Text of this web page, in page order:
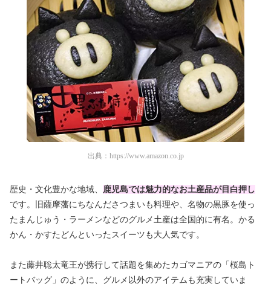
出典： https://www.amazon.co.jp
歴史・文化豊かな地域、 鹿児島では魅力的なお土産品が目白押し
です。旧薩摩藩にちなんださつまいも料理や、名物の黒豚を使っ
たまんじゅう・ラーメンなどのグルメ土産は全国的に有名。かる
かん・かすたどんといったスイーツも大人気です。
また藤井聡太竜王が携行して話題を集めたカゴマニアの「桜島ト
ートバッグ」のように、グルメ以外のアイテムも充実していま